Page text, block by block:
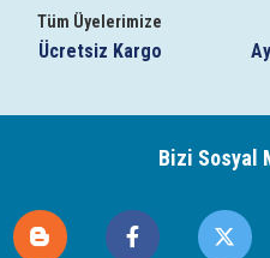
Tüm Üyelerimize
Ücretsiz Kargo
Bizi Sosyal